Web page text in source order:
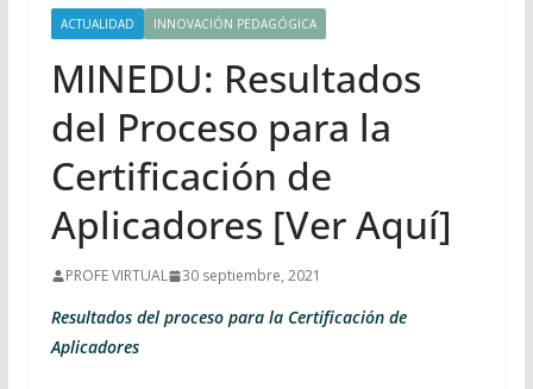
ACTUALIDAD INNOVACIÓN PEDAGÓGICA
MINEDU: Resultados
del Proceso para la
Certificación de
Aplicadores [Ver Aquí]
PROFE VIRTUAL 30 septiembre, 2021
Resultados del proceso para la Certificación de
Aplicadores